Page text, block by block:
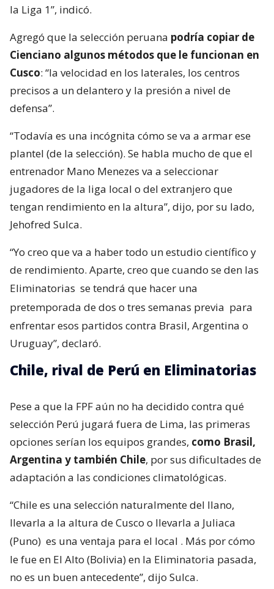
la Liga 1”, indicó.
Agregó que la selección peruana podría copiar de
Cienciano algunos métodos que le funcionan en
Cusco: “la velocidad en los laterales, los centros
precisos a un delantero y la presión a nivel de
defensa”.
“Todavía es una incógnita cómo se va a armar ese
plantel (de la selección). Se habla mucho de que el
entrenador Mano Menezes va a seleccionar
jugadores de la liga local o del extranjero que
tengan rendimiento en la altura”, dijo, por su lado,
Jehofred Sulca.
“Yo creo que va a haber todo un estudio científico y
de rendimiento. Aparte, creo que cuando se den las
Eliminatorias se tendrá que hacer una
pretemporada de dos o tres semanas previa para
enfrentar esos partidos contra Brasil, Argentina o
Uruguay”, declaró.
Chile, rival de Perú en Eliminatorias
Pese a que la FPF aún no ha decidido contra qué
selección Perú jugará fuera de Lima, las primeras
opciones serían los equipos grandes, como Brasil,
Argentina y también Chile, por sus dificultades de
adaptación a las condiciones climatológicas.
“Chile es una selección naturalmente del llano,
llevarla a la altura de Cusco o llevarla a Juliaca
(Puno) es una ventaja para el local . Más por cómo
le fue en El Alto (Bolivia) en la Eliminatoria pasada,
no es un buen antecedente”, dijo Sulca.